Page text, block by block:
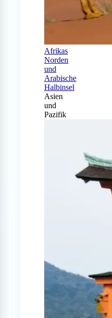
Afrikas
Norden
und
Arabische
Halbinsel
Asien
und
Pazifik